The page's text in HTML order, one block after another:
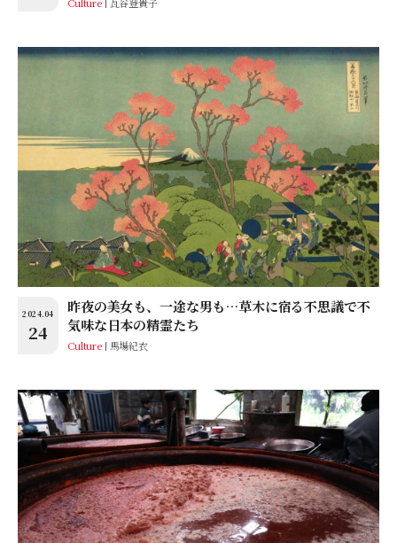
2024.04
24
昨夜の美女も、一途な男も…草木に宿る不思議で不
気味な日本の精霊たち
Culture 馬場紀衣